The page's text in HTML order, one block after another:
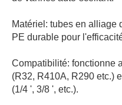
Matériel: tubes en alliage
PE durable pour
Compatibilité: fonctionne
(R32, R410A, R290 etc.)
(1/4 ', 3/8 ', etc.).